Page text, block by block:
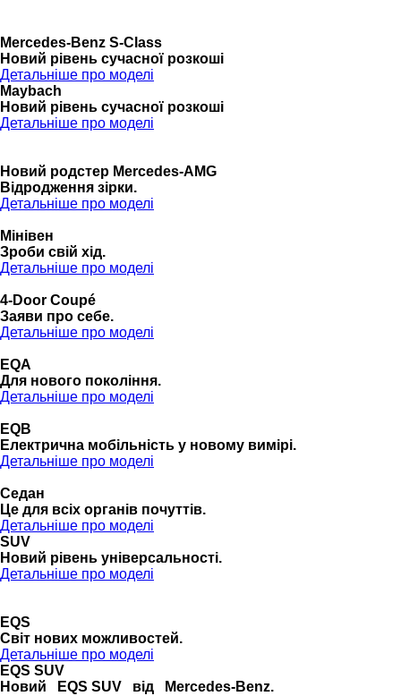
Mercedes-Benz S-Class
Новий рівень сучасної розкоші
Детальніше про моделі
Maybach
Новий рівень сучасної розкоші
Детальніше про моделі
Новий родстер Mercedes-AMG
Відродження зірки.
Детальніше про моделі
Мінівен
Зроби свій хід.
Детальніше про моделі
4-Door Coupé
Заяви про себе.
Детальніше про моделі
EQA
Для нового покоління.
Детальніше про моделі
EQB
Електрична мобільність у новому вимірі.
Детальніше про моделі
Седан
Це для всіх органів почуттів.
Детальніше про моделі
SUV
Новий рівень універсальності.
Детальніше про моделі
EQS
Cвіт нових можливостей.
Детальніше про моделі
EQS SUV
Новий EQS SUV від Mercedes-Benz.